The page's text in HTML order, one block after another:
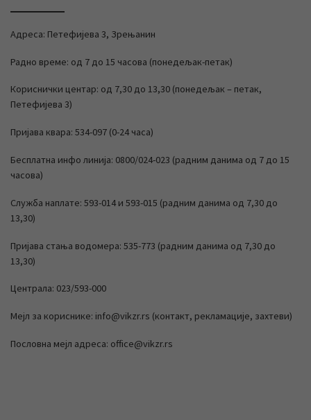
Адреса: Петефијева 3, Зрењанин
Радно време: од 7 до 15 часова (понедељак-петак)
Кориснички центар: од 7,30 до 13,30 (понедељак – петак,
Петефијева 3)
Пријава квара: 534-097 (0-24 часа)
Бесплатна инфо линија: 0800/024-023 (радним данима од 7 до 15
часова)
Служба наплате: 593-014 и 593-015 (радним данима од 7,30 до
13,30)
Пријава стања водомера: 535-773 (радним данима од 7,30 до
13,30)
Централа: 023/593-000
Мејл за кориснике: info@vikzr.rs (контакт, рекламације, захтеви)
Пословна мејл адреса: office@vikzr.rs